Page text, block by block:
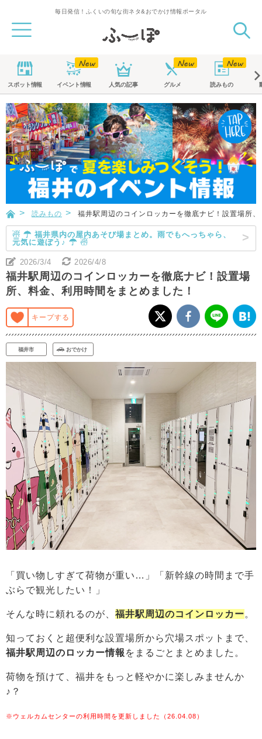
毎日発信！ふくいの旬な街ネタ&おでかけ情報ポータル
スポット情報 イベント情報 人気の記事 グルメ 読みもの
読みもの 福井駅周辺のコインロッカーを徹底ナビ！設置場所
☃ ☂ 福井県内の屋内あそび場まとめ。雨でもへっちゃら、
元気に遊ぼう♪ ☂ ☃
2026/3/4 2026/4/8
福井駅周辺のコインロッカーを徹底ナビ！設置場
所、料金、利用時間をまとめました！
キープする
福井市 おでかけ
「買い物しすぎて荷物が重い…」「新幹線の時間まで手
ぶらで観光したい！」
そんな時に頼れるのが、 福井駅周辺のコインロッカー。
知っておくと超便利な設置場所から穴場スポットまで、
福井駅周辺のロッカー情報 をまるごとまとめました。
荷物を預けて、福井をもっと軽やかに楽しみませんか
♪？
※ウェルカムセンターの利用時間を更新しました（26.04.08）